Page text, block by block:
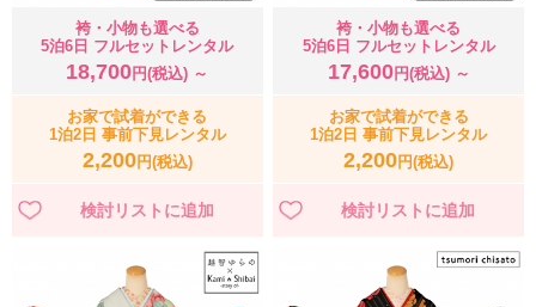
袴・小物も選べる
5泊6日 フルセットレンタル
18,700円(税込) ～
お家で試着ができる
1泊2日 事前下見レンタル
2,200円(税込)
袴・小物も選べる
5泊6日 フルセットレンタル
17,600円(税込) ～
お家で試着ができる
1泊2日 事前下見レンタル
2,200円(税込)